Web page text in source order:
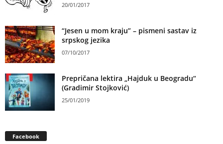
20/01/2017
“Jesen u mom kraju” – pismeni sastav iz
srpskog jezika
07/10/2017
Prepričana lektira „Hajduk u Beogradu“
(Gradimir Stojković)
25/01/2019
Facebook